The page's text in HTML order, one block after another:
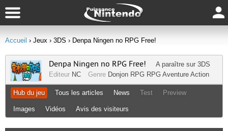
Accueil › Jeux › 3DS › Denpa Ningen no RPG Free!
Denpa Ningen no RPG Free! A paraître sur 3DS
Editeur NC Genre Donjon RPG RPG Aventure Action
Hub du jeu Tous les articles News Test Preview
Images Vidéos Avis des visiteurs